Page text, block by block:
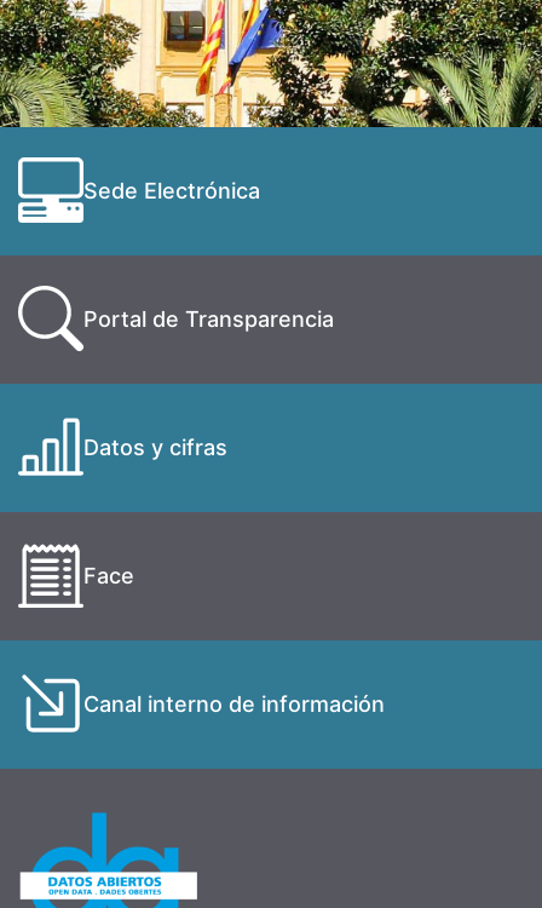
Sede Electrónica
Portal de Transparencia
Datos y cifras
Face
Canal interno de información